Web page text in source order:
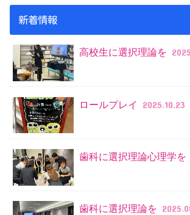
新着情報
高校生に選択理論を
ロールプレイ 2025.10.23
歯科に選択理論心理学を
歯科に選択理論を